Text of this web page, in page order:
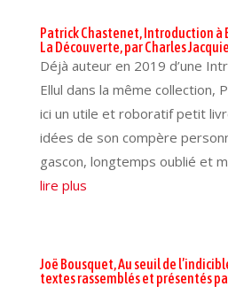
Patrick Chastenet, Introduction à
La Découverte, par Charles
Déjà auteur en 2019 d’une
Ellul dans la même collection,
ici un utile et roboratif petit
idées de son compère
gascon, longtemps oublié et
lire plus
Joë Bousquet, Au seuil de
textes rassemblés et présentés